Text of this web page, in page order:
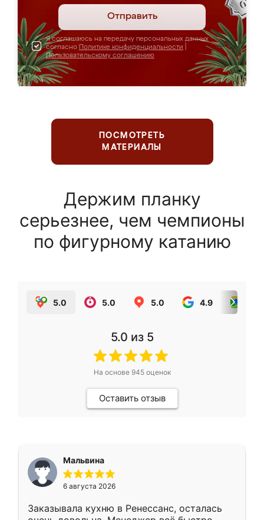
Отправить
Я соглашаюсь на передачу персональных данных
согласно Политике конфиденциальности
Пользовательскому соглашению
ПОСМОТРЕТЬ
МАТЕРИАЛЫ
Держим планку
серьезнее, чем чемпионы
по фигурному катанию
5.0 5.0 5.0 4.9
5.0 из 5
На основе 945оценок
Оставить отзыв
Мальвина
6 августа 2026
Заказывала кухню в Ренессанс, осталась